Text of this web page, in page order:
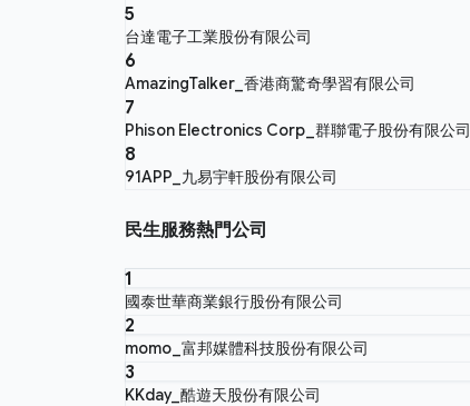
5
台達電子工業股份有限公司
6
AmazingTalker_香港商驚奇學習有限公司
7
Phison Electronics Corp_群聯電子股份有限公司
8
91APP_九易宇軒股份有限公司
民生服務熱門公司
1
國泰世華商業銀行股份有限公司
2
momo_富邦媒體科技股份有限公司
3
KKday_酷遊天股份有限公司